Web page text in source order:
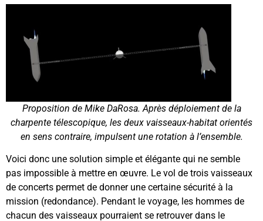
Proposition de Mike DaRosa. Après déploiement de la
charpente télescopique, les deux vaisseaux-habitat orientés
en sens contraire, impulsent une rotation à l’ensemble.
Voici donc une solution simple et élégante qui ne semble
pas impossible à mettre en œuvre. Le vol de trois vaisseaux
de concerts permet de donner une certaine sécurité à la
mission (redondance). Pendant le voyage, les hommes de
chacun des vaisseaux pourraient se retrouver dans le